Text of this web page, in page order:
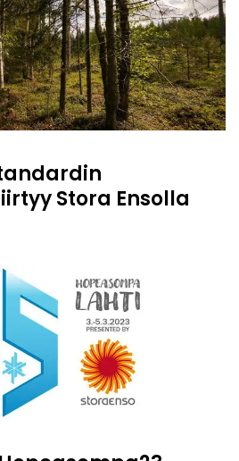
Stora Ensolla